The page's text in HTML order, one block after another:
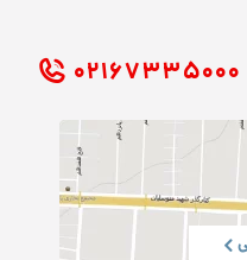
۰۲۱ ۶۷۳۳۵۰۰۰